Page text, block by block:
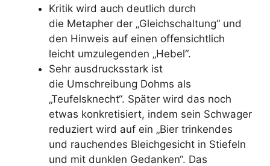
Kritik wird auch deutlich durch
die Metapher der „Gleichschaltung“ und
den Hinweis auf einen offensichtlich
leicht umzulegenden „Hebel“.
Sehr ausdrucksstark ist
die Umschreibung Dohms als
„Teufelsknecht“. Später wird das noch
etwas konkretisiert, indem sein Schwager
reduziert wird auf ein „Bier trinkendes
und rauchendes Bleichgesicht in Stiefeln
und mit dunklen Gedanken“. Das